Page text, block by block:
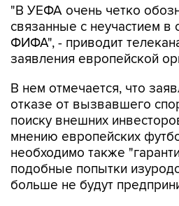
"В УЕФА очень четко
связанные с неучастием в
ФИФА", - приводит
заявления европейской
В нем отмечается, что
отказе от вызвавшего
поиску внешних
мнению европейских
необходимо также
подобные попытки
больше не будут